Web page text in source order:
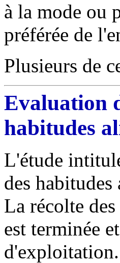
à la mode ou
préférée de
Plusieurs de
Evaluation
habitudes
L'étude
des
La récolte
est terminée